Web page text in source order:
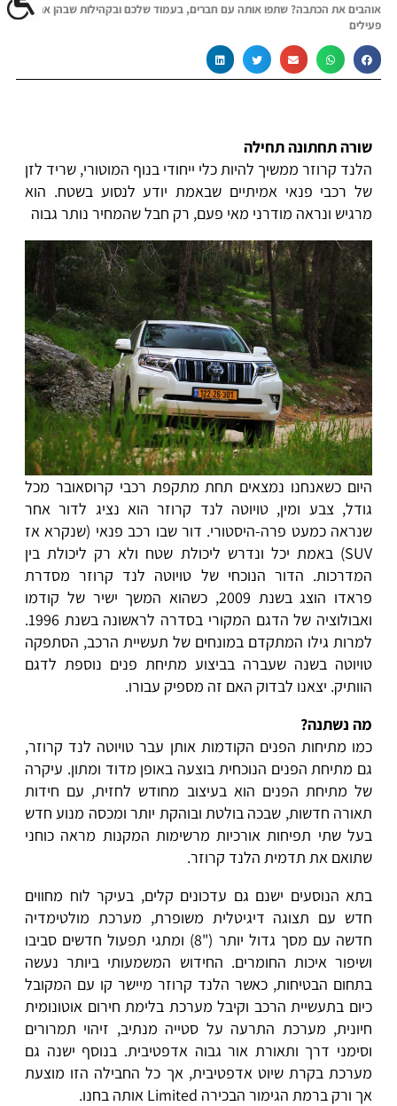
אוהבים את הכתבה? שתפו אותה עם חברים, בעמוד שלכם ובקהילות שבהן אתם
פעילים
שורה תחתונה תחילה
הלנד קרוזר ממשיך להיות כלי ייחודי בנוף המוטורי, שריד לזן
של רכבי פנאי אמיתיים שבאמת יודע לנסוע בשטח. הוא
מרגיש ונראה מודרני מאי פעם, רק חבל שהמחיר נותר גבוה
היום כשאנחנו נמצאים תחת מתקפת רכבי קרוסאובר מכל
גודל, צבע ומין, טויוטה לנד קרוזר הוא נציג לדור אחר
שנראה כמעט פרה-היסטורי. דור שבו רכב פנאי (שנקרא אז
SUV) באמת יכל ונדרש ליכולת שטח ולא רק ליכולת בין
המדרכות. הדור הנוכחי של טויוטה לנד קרוזר מסדרת
פראדו הוצג בשנת 2009, כשהוא המשך ישיר של קודמו
ואבולוציה של הדגם המקורי בסדרה לראשונה בשנת 1996.
למרות גילו המתקדם במונחים של תעשיית הרכב, הסתפקה
טויוטה בשנה שעברה בביצוע מתיחת פנים נוספת לדגם
הוותיק. יצאנו לבדוק האם זה מספיק עבורו.
מה נשתנה?
כמו מתיחות הפנים הקודמות אותן עבר טויוטה לנד קרוזר,
גם מתיחת הפנים הנוכחית בוצעה באופן מדוד ומתון. עיקרה
של מתיחת הפנים הוא בעיצוב מחודש לחזית, עם חידות
תאורה חדשות, שבכה בולטת ובוהקת יותר ומכסה מנוע חדש
בעל שתי תפיחות אורכיות מרשימות המקנות מראה כוחני
שתואם את תדמית הלנד קרוזר.
בתא הנוסעים ישנם גם עדכונים קלים, בעיקר לוח מחווים
חדש עם תצוגה דיגיטלית משופרת, מערכת מולטימדיה
חדשה עם מסך גדול יותר ("8) ומתגי תפעול חדשים סביבו
ושיפור איכות החומרים. החידוש המשמעותי ביותר נעשה
בתחום הבטיחות, כאשר הלנד קרוזר מיישר קו עם המקובל
כיום בתעשיית הרכב וקיבל מערכת בלימת חירום אוטונומית
חיונית, מערכת התרעה על סטייה מנתיב, זיהוי תמרורים
וסימני דרך ותאורת אור גבוה אדפטיבית. בנוסף ישנה גם
מערכת בקרת שיוט אדפטיבית, אך כל החבילה הזו מוצעת
אך ורק ברמת הגימור הבכירה Limited אותה בחנו.